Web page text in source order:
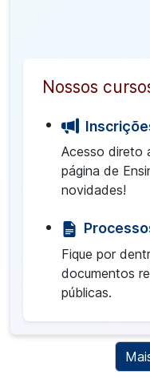
Nossos
Acesso direto
página de
novidades!
Fique por
documentos
públicas.